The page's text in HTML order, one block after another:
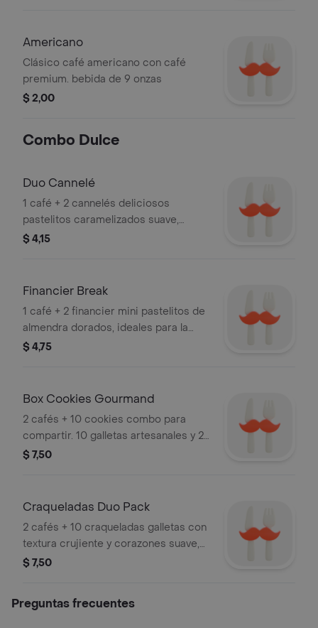
Americano
Clásico café americano con café
premium. bebida de 9 onzas
$ 2,00
Combo Dulce
Duo Cannelé
1 café + 2 cannelés deliciosos
pastelitos caramelizados suave,
perfectos con café.
$ 4,15
Financier Break
1 café + 2 financier mini pastelitos de
almendra dorados, ideales para la
pausa.
$ 4,75
Box Cookies Gourmand
2 cafés + 10 cookies combo para
compartir. 10 galletas artesanales y 2
cafés para endulzar tu día.
$ 7,50
Craqueladas Duo Pack
2 cafés + 10 craqueladas galletas con
textura crujiente y corazones suave,
junto a 2 cafés.
$ 7,50
Preguntas frecuentes